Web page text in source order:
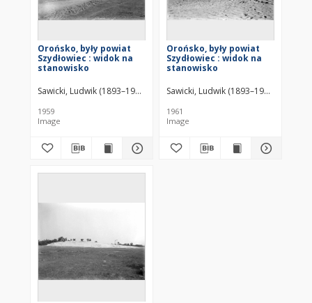
Orońsko, były powiat
Szydłowiec : widok na
stanowisko
Sawicki, Ludwik (1893–1972)
1959
Image
Orońsko, były powiat
Szydłowiec : widok na
stanowisko
Sawicki, Ludwik (1893–1972)
1961
Image